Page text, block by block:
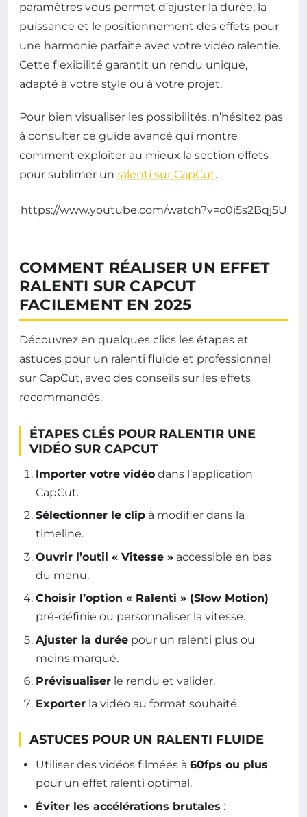
paramètres vous permet d’ajuster la durée, la
puissance et le positionnement des effets pour
une harmonie parfaite avec votre vidéo ralentie.
Cette flexibilité garantit un rendu unique,
adapté à votre style ou à votre projet.
Pour bien visualiser les possibilités, n’hésitez pas
à consulter ce guide avancé qui montre
comment exploiter au mieux la section effets
pour sublimer un ralenti sur CapCut.
https://www.youtube.com/watch?v=c0i5s2Bqj5U
COMMENT RÉALISER UN EFFET
RALENTI SUR CAPCUT
FACILEMENT EN 2025
Découvrez en quelques clics les étapes et
astuces pour un ralenti fluide et professionnel
sur CapCut, avec des conseils sur les effets
recommandés.
ÉTAPES CLÉS POUR RALENTIR UNE
VIDÉO SUR CAPCUT
Importer votre vidéo dans l’application
CapCut.
Sélectionner le clip à modifier dans la
timeline.
Ouvrir l’outil « Vitesse » accessible en bas
du menu.
Choisir l’option « Ralenti » (Slow Motion)
pré-définie ou personnaliser la vitesse.
Ajuster la durée pour un ralenti plus ou
moins marqué.
Prévisualiser le rendu et valider.
Exporter la vidéo au format souhaité.
ASTUCES POUR UN RALENTI FLUIDE
Utiliser des vidéos filmées à 60fps ou plus
pour un effet ralenti optimal.
Éviter les accélérations brutales :